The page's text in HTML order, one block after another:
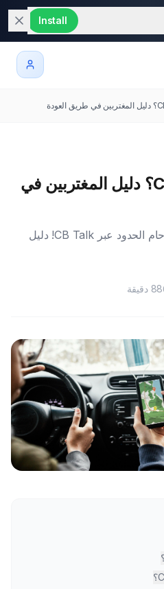
Install
ما هو تطبيق CB Talk؟ دليل المغتربين في
تابع الرادار وحركة المرور وازدحام الحدود عبر CB Talk! دليل
88 دقيقة